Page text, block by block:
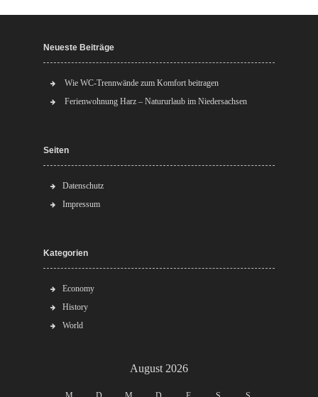
Neueste Beiträge
Wie WC-Trennwände zum Komfort beitragen
Ferienwohnung Harz – Natururlaub im Niedersachsen
Seiten
Datenschutz
Impressum
Kategorien
Economy
History
World
August 2026